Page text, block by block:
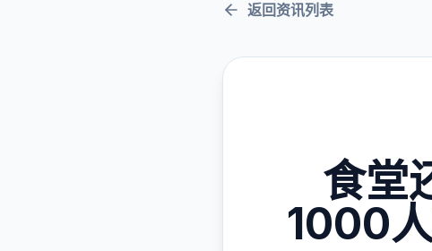
返回资讯列表
食堂
1000